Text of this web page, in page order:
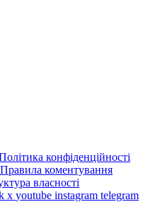
конфіденційності
Правила коментування
власності
x youtube instagram telegram